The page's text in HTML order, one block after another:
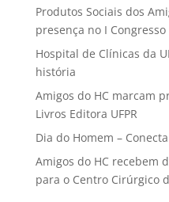
Produtos Sociais dos
presença no I Congresso
Hospital de Clínicas da
história
Amigos do HC marcam
Livros Editora UFPR
Dia do Homem –
Amigos do HC recebem
para o Centro Cirúrgico